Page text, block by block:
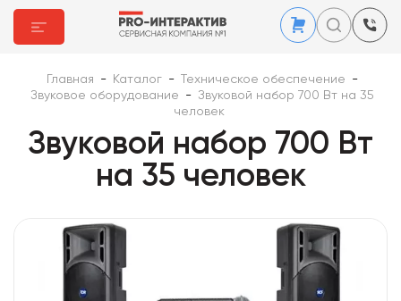
Главная - Каталог - Техническое обеспечение
-
Звуковое оборудование
-
Звуковой набор 700 Вт на 35
человек
Звуковой набор 700 Вт
на 35 человек